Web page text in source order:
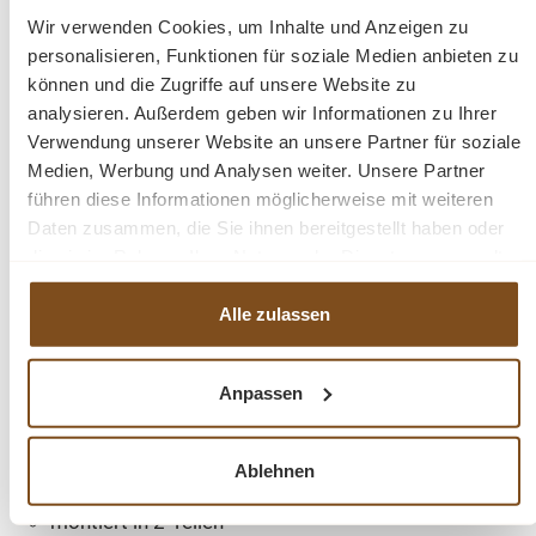
Wir verwenden Cookies, um Inhalte und Anzeigen zu
personalisieren, Funktionen für soziale Medien anbieten zu
können und die Zugriffe auf unsere Website zu
analysieren. Außerdem geben wir Informationen zu Ihrer
Verwendung unserer Website an unsere Partner für soziale
Medien, Werbung und Analysen weiter. Unsere Partner
führen diese Informationen möglicherweise mit weiteren
Daten zusammen, die Sie ihnen bereitgestellt haben oder
haben.
Alle zulassen
Anpassen
Ablehnen
verschiedene Einrichtungsstile ein. Es ist das perfekte
Highlight für diejenigen, die sowohl praktische Lösungen
als auch raffinierten Stil suchen.
Der Schrank wird montiert in zwei Kartons geliefert, so
das der obere Teil des Schrankes nur noch auf den
unteren gestellt wird und mit Schrauben befestigt
werden muss.
Die Abmessungen ca. Höhe 210 cm/ Breite 121 cm/
4 feste Regalböden
3 Schubladen mit Softclose
montiert in 2-Teilen